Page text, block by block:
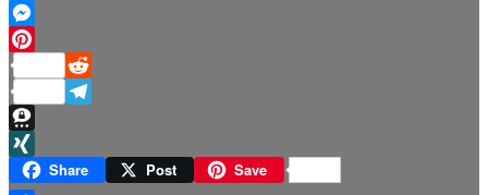
Mastodon
Messenger
Pinterest
Reddit
Telegram
Threema
XINGShare Post Save